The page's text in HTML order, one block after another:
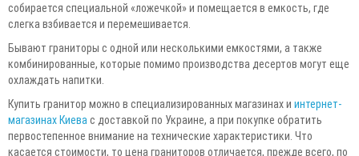
собирается специальной «ложечкой» и помещается в емкость, где
слегка взбивается и перемешивается.
Бывают граниторы с одной или несколькими емкостями, а также
комбинированные, которые помимо производства десертов могут еще
охлаждать напитки.
Купить гранитор можно в специализированных магазинах и интернет-
магазинах Киева с доставкой по Украине, а при покупке обратить
первостепенное внимание на технические характеристики. Что
касается стоимости, то цена граниторов отличается, прежде всего, по